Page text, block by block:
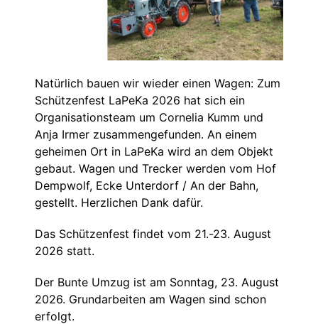
Natürlich bauen wir wieder einen Wagen: Zum
Schützenfest LaPeKa 2026 hat sich ein
Organisationsteam um Cornelia Kumm und
Anja Irmer zusammengefunden. An einem
geheimen Ort in LaPeKa wird an dem Objekt
gebaut. Wagen und Trecker werden vom Hof
Dempwolf, Ecke Unterdorf / An der Bahn,
gestellt. Herzlichen Dank dafür.
Das Schützenfest findet vom 21.-23. August
2026 statt.
Der Bunte Umzug ist am Sonntag, 23. August
2026. Grundarbeiten am Wagen sind schon
erfolgt.